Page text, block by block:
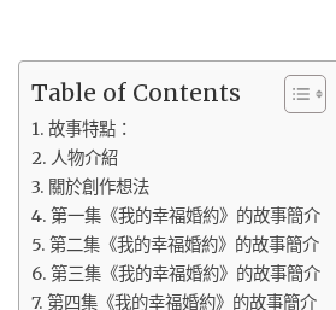
Table of Contents
故事特點：
人物介紹
關於創作想法
第一集《我的幸福婚約》的故事簡介
第二集《我的幸福婚約》的故事簡介
第三集《我的幸福婚約》的故事簡介
第四集《我的幸福婚約》的故事簡介